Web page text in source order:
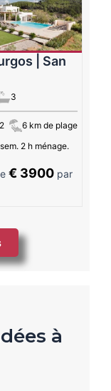
| San
3
6 km de plage
2 h ménage.
€ 3900 par
à